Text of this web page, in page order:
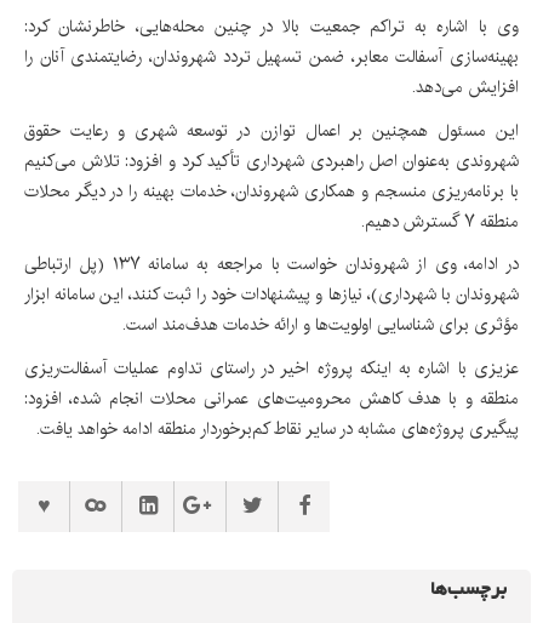
وی با اشاره به تراکم جمعیت بالا در چنین محله‌هایی، خاطرنشان کرد:
بهینه‌سازی آسفالت معابر، ضمن تسهیل تردد شهروندان، رضایتمندی آنان را
افزایش می‌دهد.
این مسئول همچنین بر اعمال توازن در توسعه شهری و رعایت حقوق
شهروندی به‌عنوان اصل راهبردی شهرداری تأکید کرد و افزود: تلاش می‌کنیم
با برنامه‌ریزی منسجم و همکاری شهروندان، خدمات بهینه را در دیگر محلات
منطقه ۷ گسترش دهیم.
در ادامه، وی از شهروندان خواست با مراجعه به سامانه ۱۳۷ (پل ارتباطی
شهروندان با شهرداری)، نیازها و پیشنهادات خود را ثبت کنند، این سامانه ابزار
مؤثری برای شناسایی اولویت‌ها و ارائه خدمات هدف‌مند است.
عزیزی با اشاره به اینکه پروژه اخیر در راستای تداوم عملیات آسفالت‌ریزی
منطقه و با هدف کاهش محرومیت‌های عمرانی محلات انجام شده، افزود:
پیگیری پروژه‌های مشابه در سایر نقاط کم‌برخوردار منطقه ادامه خواهد یافت.
برچسب‌ها